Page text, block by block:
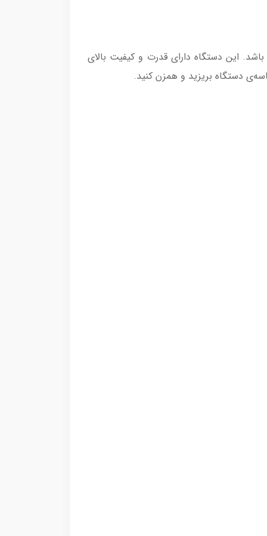
این دستگاه دارای قدرت و کیفیت بالای
دستگاه بریزید و همزن کنید.